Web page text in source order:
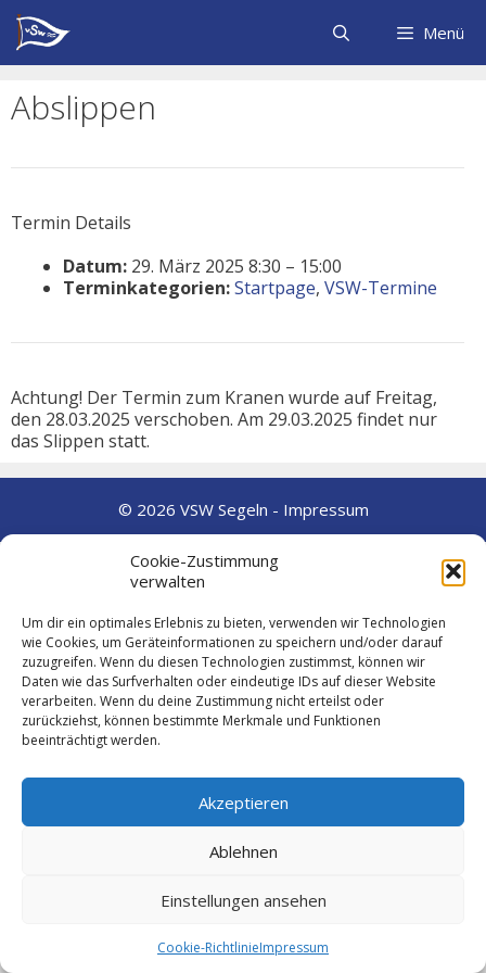
Cookie-Zustimmung
verwalten
Um dir ein optimales Erlebnis zu bieten, verwenden wir Technologien
wie Cookies, um Geräteinformationen zu speichern und/oder darauf
zuzugreifen. Wenn du diesen Technologien zustimmst, können wir
Daten wie das Surfverhalten oder eindeutige IDs auf dieser Website
verarbeiten. Wenn du deine Zustimmung nicht erteilst oder
zurückziehst, können bestimmte Merkmale und Funktionen
beeinträchtigt werden.
Akzeptieren
Ablehnen
Einstellungen ansehen
Cookie-RichtlinieImpressum
Zum
Inhalt
springen
Menü
Abslippen
Termin Details
Datum: 29. März 2025 8:30 – 15:00
Terminkategorien:Startpage, VSW-Termine
Achtung! Der Termin zum Kranen wurde auf Freitag,
den 28.03.2025 verschoben. Am 29.03.2025 findet nur
das Slippen statt.
© 2026 VSW Segeln - Impressum